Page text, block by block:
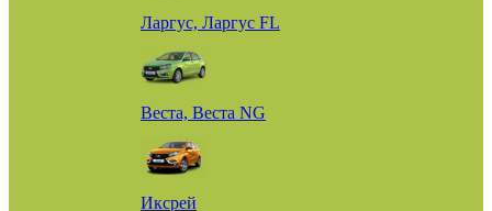
Ларгус, Ларгус FL
Веста, Веста NG
Иксрей